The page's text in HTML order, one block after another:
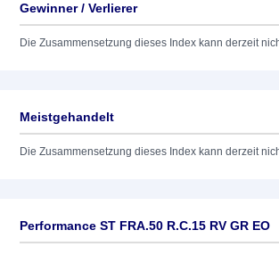
Gewinner / Verlierer
Die Zusammensetzung dieses Index kann derzeit
Meistgehandelt
Die Zusammensetzung dieses Index kann derzeit
Performance ST FRA.50 R.C.15 RV GR EO